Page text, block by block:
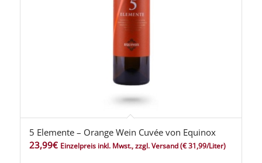
5.00
5 Elemente – Orange Wein Cuvée von Equinox
23,99€ Einzelpreis inkl. Mwst., zzgl. Versand(€ 31,99/Liter)